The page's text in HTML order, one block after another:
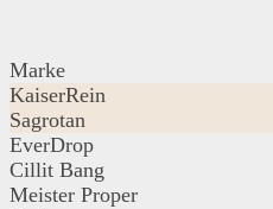
Marke
KaiserRein
Sagrotan
EverDrop
Cillit Bang
Meister Proper